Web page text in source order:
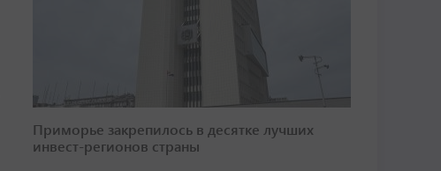
Приморье закрепилось в десятке лучших
инвест-регионов страны